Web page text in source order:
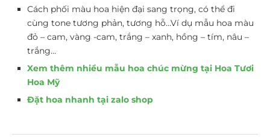
Cách phối màu hoa hiện đại sang trọng, có thể đi
cùng tone tương phản, tương hỗ…Ví dụ mẫu hoa màu
đỏ – cam, vàng -cam, trắng – xanh, hồng – tím, nâu –
trắng…
Xem thêm nhiều mẫu hoa chúc mừng tại Hoa Tươi
Hoa Mỹ
Đặt hoa nhanh tại zalo shop